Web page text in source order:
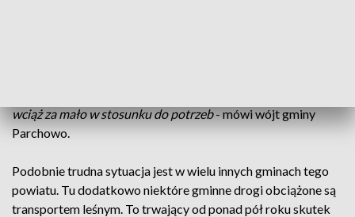
wciąż za mało w stosunku do potrzeb- mówi wójt gminy
Parchowo.
Podobnie trudna sytuacja jest w wielu innych gminach tego
powiatu. Tu dodatkowo niektóre gminne drogi obciążone są
transportem leśnym. To trwający od ponad pół roku skutek